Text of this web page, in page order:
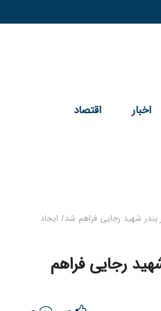
اخبار اقتصاد
بندر شهید رجایی فراهم شد/ ایجاد
رجایی فراهم